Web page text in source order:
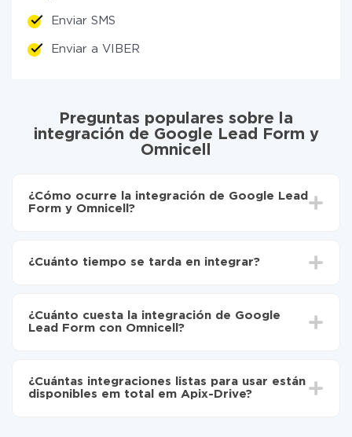
Enviar SMS
Enviar a VIBER
Preguntas populares sobre la
integración de Google Lead Form y
Omnicell
¿Cómo ocurre la integración de Google Lead
Form y Omnicell?
Elija qué datos transferir de Google Lead Form a
Ahora los datos se transferirán automáticamente
de Google Lead Form a Omnicell
¿Cuánto tiempo se tarda en integrar?
oscilar entre 5 y 30 minutos. En promedio, la
configuración tarda entre 10 y 15 minutos.
¿Cuánto cuesta la integración de Google
Lead Form con Omnicell?
tarifas. Usted solo paga por la cantidad de datos que
realmente se transfieren de uno de sus sistemas a otro
¿Cuántas integraciones listas para usar están
disponibles em total em Apix-Drive?